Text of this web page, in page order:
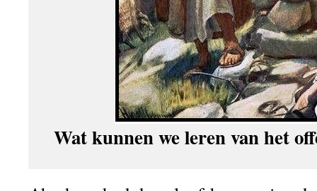
Wat kunnen we leren van het